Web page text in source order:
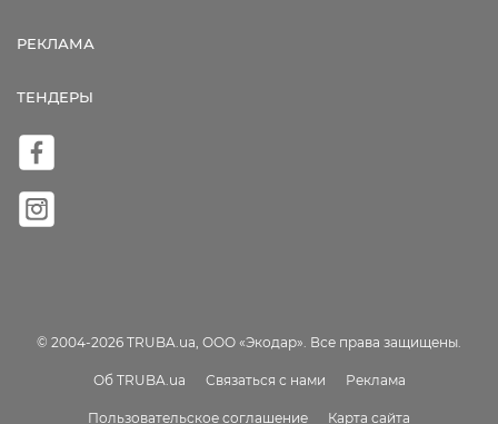
РЕКЛАМА
ТЕНДЕРЫ
© 2004-2026 TRUBA.ua, ООО «Экодар». Все права защищены.
Об TRUBA.ua Связаться с нами Реклама
Пользовательское соглашение Карта сайта